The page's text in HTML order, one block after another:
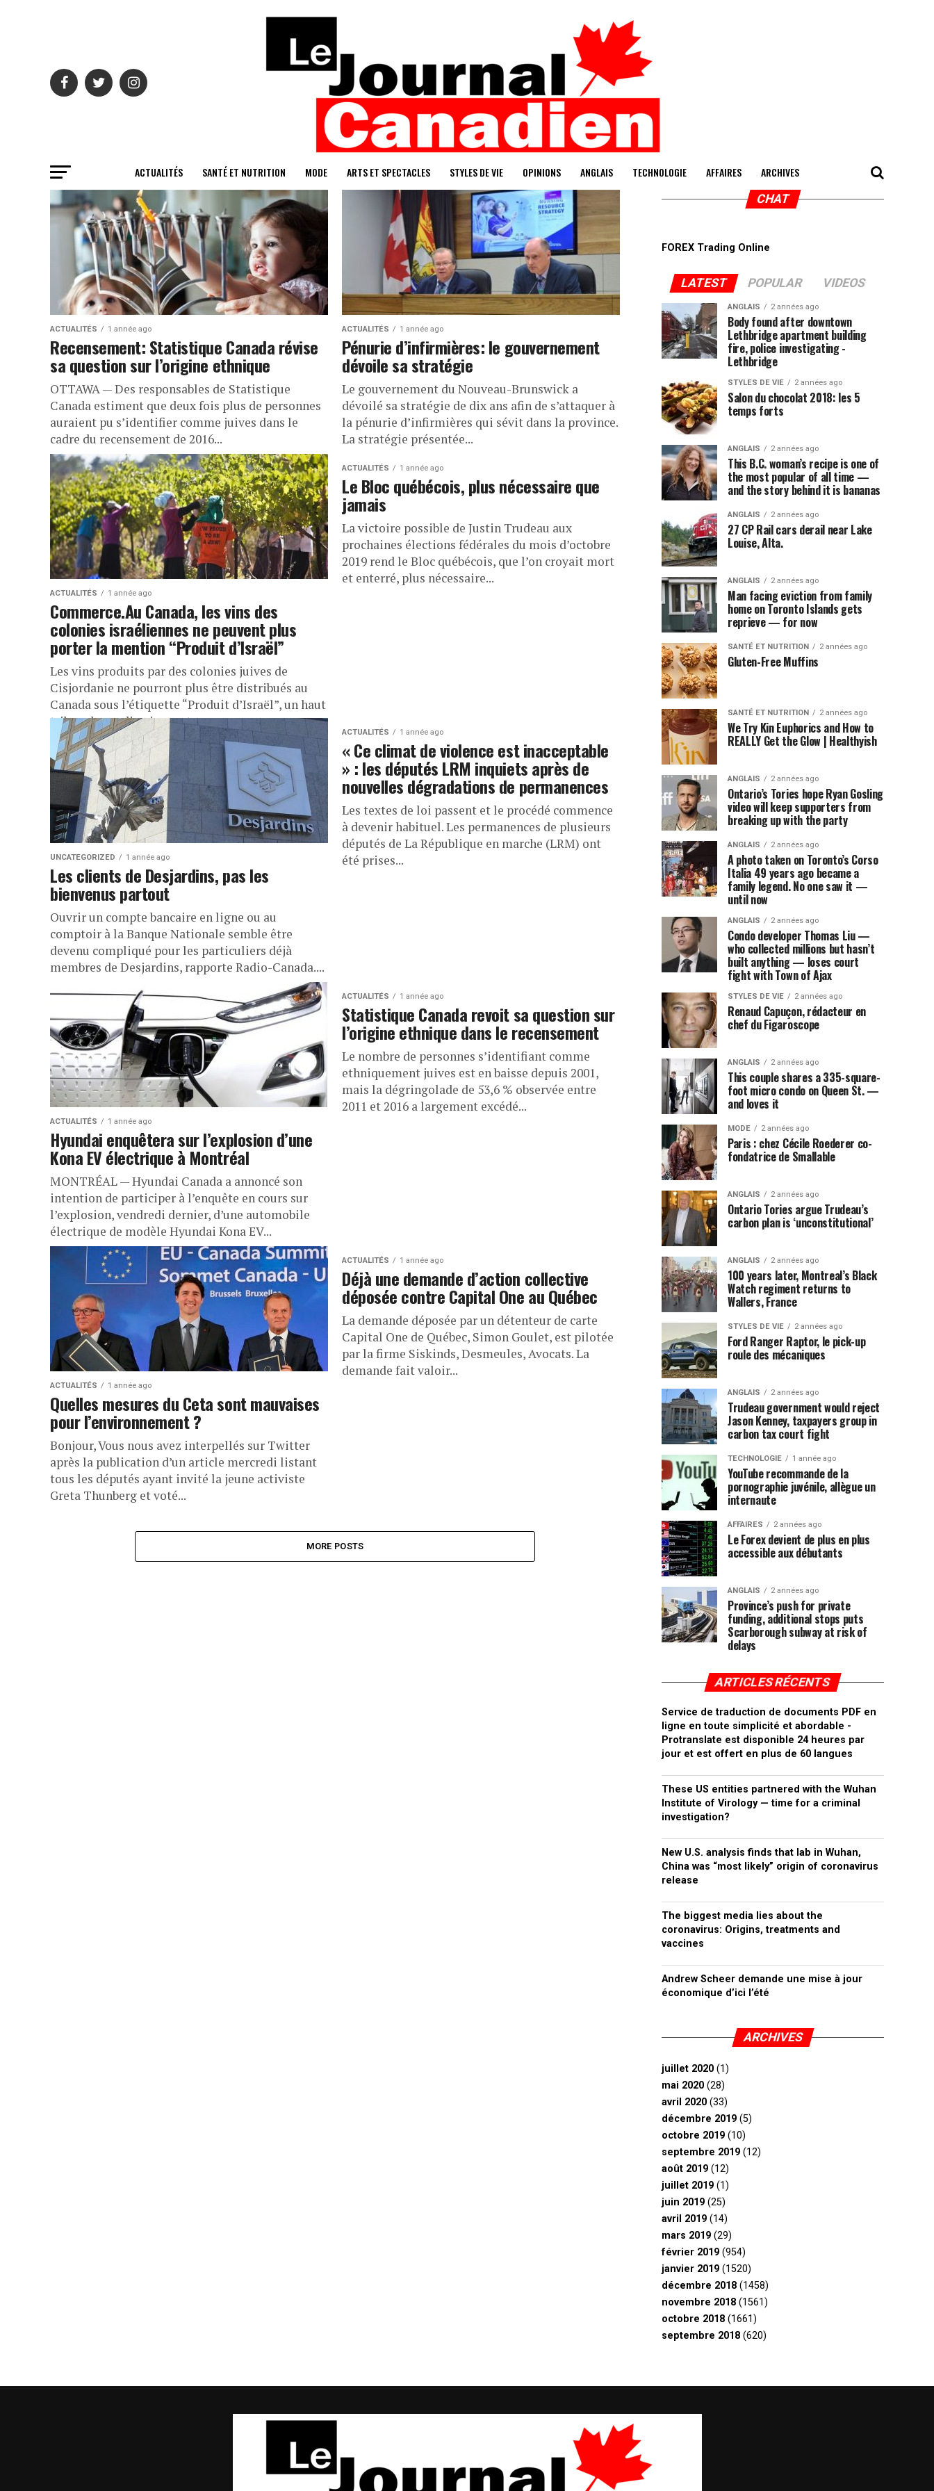
ACTUALITÉS SANTÉ ET NUTRITION MODE ARTS ET SPECTACLES STYLES DE VIE OPINIONS ANGLAIS TECHNOLOGIE AFFAIRES ARCHIVES
ACTUALITÉS 1 année ago
Recensement: Statistique Canada révise
sa question sur l’origine ethnique
OTTAWA — Des responsables de Statistique
Canada estiment que deux fois plus de personnes
auraient pu s’identifier comme juives dans le
cadre du recensement de 2016...
ACTUALITÉS 1 année ago
Pénurie d’infirmières: le gouvernement
dévoile sa stratégie
Le gouvernement du Nouveau-Brunswick a
dévoilé sa stratégie de dix ans afin de s’attaquer à
la pénurie d’infirmières qui sévit dans la province.
La stratégie présentée...
ACTUALITÉS 1 année ago
Commerce.Au Canada, les vins des
colonies israéliennes ne peuvent plus
porter la mention “Produit d’Israël”
Les vins produits par des colonies juives de
Cisjordanie ne pourront plus être distribués au
Canada sous l’étiquette “Produit d’Israël”, un haut
tribunal canadien jugeant que...
ACTUALITÉS 1 année ago
Le Bloc québécois, plus nécessaire que
jamais
La victoire possible de Justin Trudeau aux
prochaines élections fédérales du mois d’octobre
2019 rend le Bloc québécois, que l’on croyait mort
et enterré, plus nécessaire...
UNCATEGORIZED 1 année ago
Les clients de Desjardins, pas les
bienvenus partout
Ouvrir un compte bancaire en ligne ou au
comptoir à la Banque Nationale semble être
devenu compliqué pour les particuliers déjà
membres de Desjardins, rapporte Radio-Canada....
ACTUALITÉS 1 année ago
« Ce climat de violence est inacceptable
» : les députés LRM inquiets après de
nouvelles dégradations de permanences
Les textes de loi passent et le procédé commence
à devenir habituel. Les permanences de plusieurs
députés de La République en marche (LRM) ont
été prises...
ACTUALITÉS 1 année ago
Hyundai enquêtera sur l’explosion d’une
Kona EV électrique à Montréal
MONTRÉAL — Hyundai Canada a annoncé son
intention de participer à l’enquête en cours sur
l’explosion, vendredi dernier, d’une automobile
électrique de modèle Hyundai Kona EV...
ACTUALITÉS 1 année ago
Statistique Canada revoit sa question sur
l’origine ethnique dans le recensement
Le nombre de personnes s’identifiant comme
ethniquement juives est en baisse depuis 2001,
mais la dégringolade de 53,6 % observée entre
2011 et 2016 a largement excédé...
ACTUALITÉS 1 année ago
Quelles mesures du Ceta sont mauvaises
pour l’environnement ?
Bonjour, Vous nous avez interpellés sur Twitter
après la publication d’un article mercredi listant
tous les députés ayant invité la jeune activiste
Greta Thunberg et voté...
ACTUALITÉS 1 année ago
Déjà une demande d’action collective
déposée contre Capital One au Québec
La demande déposée par un détenteur de carte
Capital One de Québec, Simon Goulet, est pilotée
par la firme Siskinds, Desmeules, Avocats. La
demande fait valoir...
MORE POSTS
CHAT
FOREX Trading Online
LATEST POPULAR VIDEOS
ANGLAIS 2 années ago
Body found after downtown
Lethbridge apartment building
fire, police investigating -
Lethbridge
STYLES DE VIE 2 années ago
Salon du chocolat 2018: les 5
temps forts
ANGLAIS 2 années ago
This B.C. woman’s recipe is one of
the most popular of all time —
and the story behind it is bananas
ANGLAIS 2 années ago
27 CP Rail cars derail near Lake
Louise, Alta.
ANGLAIS 2 années ago
Man facing eviction from family
home on Toronto Islands gets
reprieve — for now
SANTÉ ET NUTRITION 2 années ago
Gluten-Free Muffins
SANTÉ ET NUTRITION 2 années ago
We Try Kin Euphorics and How to
REALLY Get the Glow | Healthyish
ANGLAIS 2 années ago
Ontario’s Tories hope Ryan Gosling
video will keep supporters from
breaking up with the party
ANGLAIS 2 années ago
A photo taken on Toronto’s Corso
Italia 49 years ago became a
family legend. No one saw it —
until now
ANGLAIS 2 années ago
Condo developer Thomas Liu —
who collected millions but hasn’t
built anything — loses court
fight with Town of Ajax
STYLES DE VIE 2 années ago
Renaud Capuçon, rédacteur en
chef du Figaroscope
ANGLAIS 2 années ago
This couple shares a 335-square-
foot micro condo on Queen St. —
and loves it
MODE 2 années ago
Paris : chez Cécile Roederer co-
fondatrice de Smallable
ANGLAIS 2 années ago
Ontario Tories argue Trudeau’s
carbon plan is ‘unconstitutional’
ANGLAIS 2 années ago
100 years later, Montreal’s Black
Watch regiment returns to
Wallers, France
STYLES DE VIE 2 années ago
Ford Ranger Raptor, le pick-up
roule des mécaniques
ANGLAIS 2 années ago
Trudeau government would reject
Jason Kenney, taxpayers group in
carbon tax court fight
TECHNOLOGIE 1 année ago
YouTube recommande de la
pornographie juvénile, allègue un
internaute
AFFAIRES 2 années ago
Le Forex devient de plus en plus
accessible aux débutants
ANGLAIS 2 années ago
Province’s push for private
funding, additional stops puts
Scarborough subway at risk of
delays
ARTICLES RÉCENTS
Service de traduction de documents PDF en
ligne en toute simplicité et abordable -
Protranslate est disponible 24 heures par
jour et est offert en plus de 60 langues
These US entities partnered with the Wuhan
Institute of Virology — time for a criminal
investigation?
New U.S. analysis finds that lab in Wuhan,
China was “most likely” origin of coronavirus
release
The biggest media lies about the
coronavirus: Origins, treatments and
vaccines
Andrew Scheer demande une mise à jour
économique d’ici l’été
ARCHIVES
juillet 2020 (1)
mai 2020 (28)
avril 2020 (33)
décembre 2019 (5)
octobre 2019 (10)
septembre 2019 (12)
août 2019 (12)
juillet 2019 (1)
juin 2019 (25)
avril 2019 (14)
mars 2019 (29)
février 2019 (954)
janvier 2019 (1520)
décembre 2018 (1458)
novembre 2018 (1561)
octobre 2018 (1661)
septembre 2018 (620)